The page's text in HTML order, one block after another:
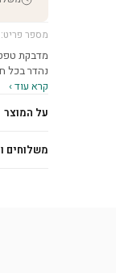
מספר פריט: 5358
מדבקת טפט
נהדר בכל
קרא עוד ›
על המוצר
משלוחים